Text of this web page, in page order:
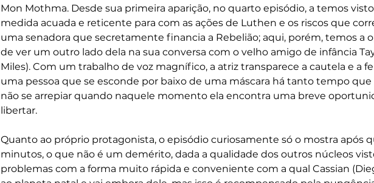
Mon Mothma. Desde sua primeira aparição, no quarto episódio, a temos
medida acuada e reticente para com as ações de Luthen e os riscos que
uma senadora que secretamente financia a Rebelião; aqui, porém, temos a
de ver um outro lado dela na sua conversa com o velho amigo de infância
Miles). Com um trabalho de voz magnífico, a atriz transparece a cautela e a
uma pessoa que se esconde por baixo de uma máscara há tanto tempo que
não se arrepiar quando naquele momento ela encontra uma breve
libertar.
Quanto ao próprio protagonista, o episódio curiosamente só o mostra após
minutos, o que não é um demérito, dada a qualidade dos outros núcleos
problemas com a forma muito rápida e conveniente com a qual Cassian